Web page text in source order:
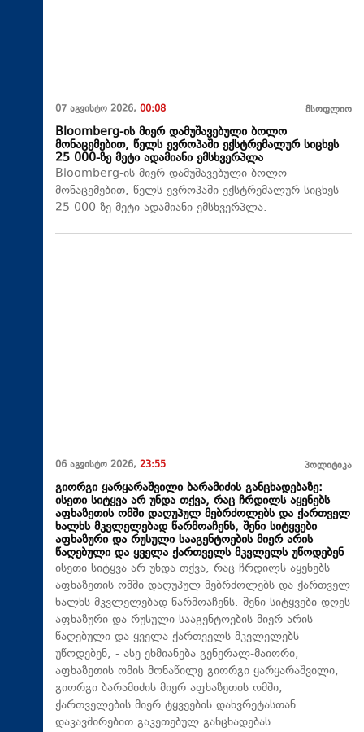
07 აგვისტო 2026, 00:08 მსოფლიო
Bloomberg-ის მიერ დამუშავებული ბოლო
მონაცემებით, წელს ევროპაში ექსტრემალურ სიცხეს
25 000-ზე მეტი ადამიანი ემსხვერპლა
Bloomberg-ის მიერ დამუშავებული ბოლო
მონაცემებით, წელს ევროპაში ექსტრემალურ სიცხეს
25 000-ზე მეტი ადამიანი ემსხვერპლა.
06 აგვისტო 2026, 23:55 პოლიტიკა
გიორგი ყარყარაშვილი ბარამიძის განცხადებაზე:
ისეთი სიტყვა არ უნდა თქვა, რაც ჩრდილს აყენებს
აფხაზეთის ომში დაღუპულ მებრძოლებს და ქართველ
ხალხს მკვლელებად წარმოაჩენს, შენი სიტყვები
აფხაზური და რუსული სააგენტოების მიერ არის
წაღებული და ყველა ქართველს მკვლელს უწოდებენ
ისეთი სიტყვა არ უნდა თქვა, რაც ჩრდილს აყენებს
აფხაზეთის ომში დაღუპულ მებრძოლებს და ქართველ
ხალხს მკვლელებად წარმოაჩენს. შენი სიტყვები დღეს
აფხაზური და რუსული სააგენტოების მიერ არის
წაღებული და ყველა ქართველს მკვლელებს
უწოდებენ, - ასე ეხმიანება გენერალ-მაიორი,
აფხაზეთის ომის მონაწილე გიორგი ყარყარაშვილი,
გიორგი ბარამიძის მიერ აფხაზეთის ომში,
ქართველების მიერ ტყვეების დახვრეტასთან
დაკავშირებით გაკეთებულ განცხადებას.